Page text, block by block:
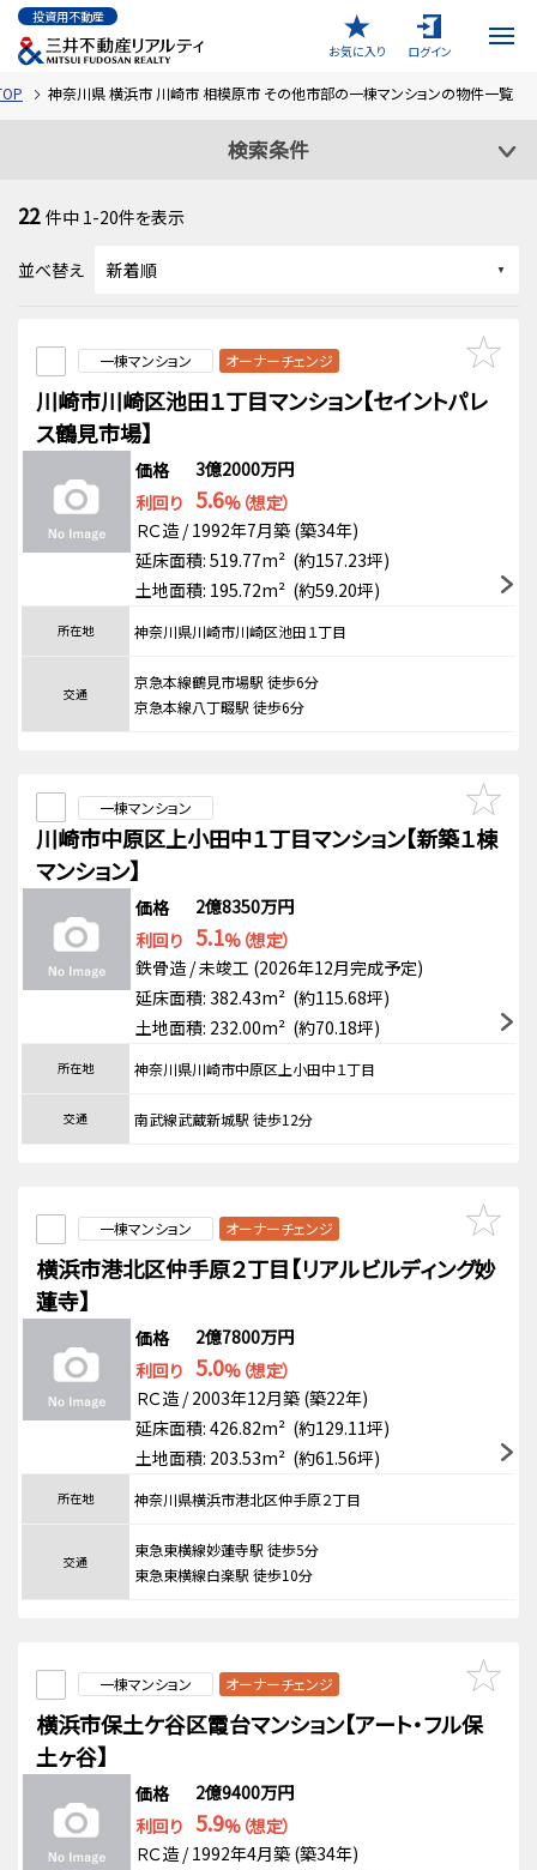
投資用不動産
お気に入り
ログイン
神奈川県 横浜市 川崎市 相模原市 その他市部の一棟マンションの物件一覧
検索条件
22 件中 1-20件を表示
並べ替え
一棟マンション オーナーチェンジ
川崎市川崎区池田１丁目マンション【セイントパレ
ス鶴見市場】
価格
3億2000万円
利回り 5.6%（想定）
ＲＣ造 / 1992年7月築 (築34年)
延床面積: 519.77m² (約157.23坪)
土地面積: 195.72m² (約59.20坪)
所在地 神奈川県川崎市川崎区池田１丁目
交通
京急本線鶴見市場駅 徒歩6分
京急本線八丁畷駅 徒歩6分
一棟マンション
川崎市中原区上小田中１丁目マンション【新築１棟
マンション】
価格
2億8350万円
利回り 5.1%（想定）
鉄骨造 / 未竣工 (2026年12月完成予定)
延床面積: 382.43m² (約115.68坪)
土地面積: 232.00m² (約70.18坪)
所在地 神奈川県川崎市中原区上小田中１丁目
交通 南武線武蔵新城駅 徒歩12分
一棟マンション オーナーチェンジ
横浜市港北区仲手原２丁目【リアルビルディング妙
蓮寺】
価格
2億7800万円
利回り 5.0%（想定）
ＲＣ造 / 2003年12月築 (築22年)
延床面積: 426.82m² (約129.11坪)
土地面積: 203.53m² (約61.56坪)
所在地 神奈川県横浜市港北区仲手原２丁目
交通
東急東横線妙蓮寺駅 徒歩5分
東急東横線白楽駅 徒歩10分
一棟マンション オーナーチェンジ
横浜市保土ケ谷区霞台マンション【アート・フル保
土ヶ谷】
価格
2億9400万円
利回り 5.9%（想定）
ＲＣ造 / 1992年4月築 (築34年)